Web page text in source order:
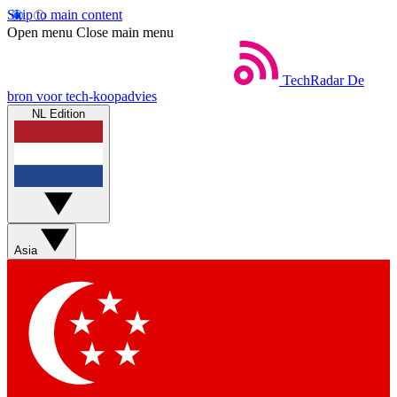
Skip to main content
Open menu Close main menu
TechRadar De
bron voor tech-koopadvies
NL Edition
Asia